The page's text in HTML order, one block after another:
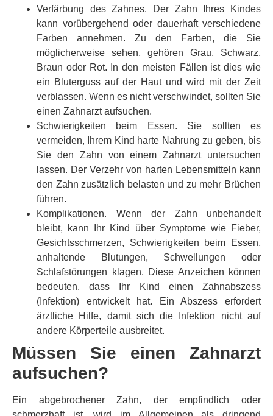
Verfärbung des Zahnes. Der Zahn Ihres Kindes
kann vorübergehend oder dauerhaft verschiedene
Farben annehmen. Zu den Farben, die Sie
möglicherweise sehen, gehören Grau, Schwarz,
Braun oder Rot. In den meisten Fällen ist dies wie
ein Bluterguss auf der Haut und wird mit der Zeit
verblassen. Wenn es nicht verschwindet, sollten Sie
einen Zahnarzt aufsuchen.
Schwierigkeiten beim Essen. Sie sollten es
vermeiden, Ihrem Kind harte Nahrung zu geben, bis
Sie den Zahn von einem Zahnarzt untersuchen
lassen. Der Verzehr von harten Lebensmitteln kann
den Zahn zusätzlich belasten und zu mehr Brüchen
führen.
Komplikationen. Wenn der Zahn unbehandelt
bleibt, kann Ihr Kind über Symptome wie Fieber,
Gesichtsschmerzen, Schwierigkeiten beim Essen,
anhaltende Blutungen, Schwellungen oder
Schlafstörungen klagen. Diese Anzeichen können
bedeuten, dass Ihr Kind einen Zahnabszess
(Infektion) entwickelt hat. Ein Abszess erfordert
ärztliche Hilfe, damit sich die Infektion nicht auf
andere Körperteile ausbreitet.
Müssen Sie einen Zahnarzt
aufsuchen?
Ein abgebrochener Zahn, der empfindlich oder